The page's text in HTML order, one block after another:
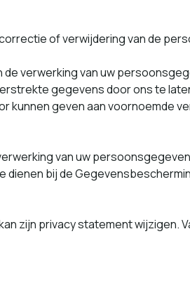
of ver­wi­jder­ing van de
ver­w­erk­ing van uw
gegevens door ons te
kun­nen geven aan voor­noemde
van uw
dienen bij de
zijn pri­va­cy state­ment